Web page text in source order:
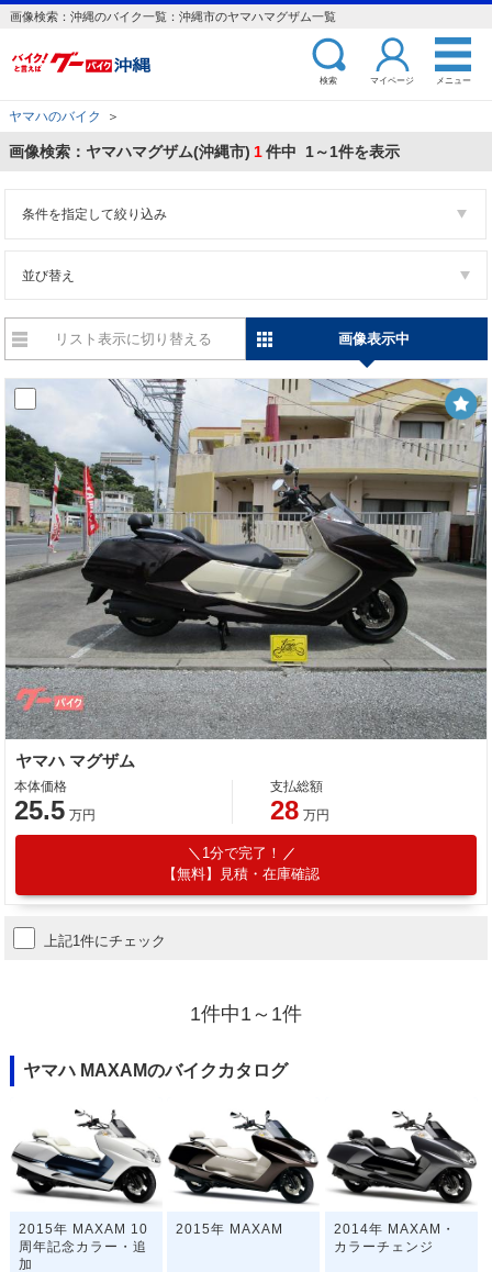
画像検索：沖縄のバイク一覧：沖縄市のヤマハマグザム一覧
検索 マイページ メニュー
ヤマハのバイク ＞
画像検索：ヤマハマグザム(沖縄市) 1件中 1～1件を表示
条件を指定して絞り込み
並び替え
リスト表示に切り替える 画像表示中
ヤマハ マグザム
本体価格
25.5 万円
支払総額
28 万円
1分で完了！
【無料】見積・在庫確認
上記1件にチェック
1件中1～1件
ヤマハ MAXAMのバイクカタログ
2015年 MAXAM 10
周年記念カラー・追
加
2015年 MAXAM
2014年 MAXAM・
カラーチェンジ